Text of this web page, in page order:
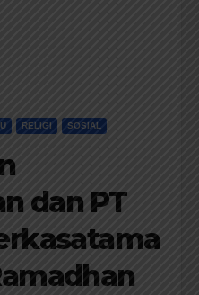
RELIGI SOSIAL
dan PT